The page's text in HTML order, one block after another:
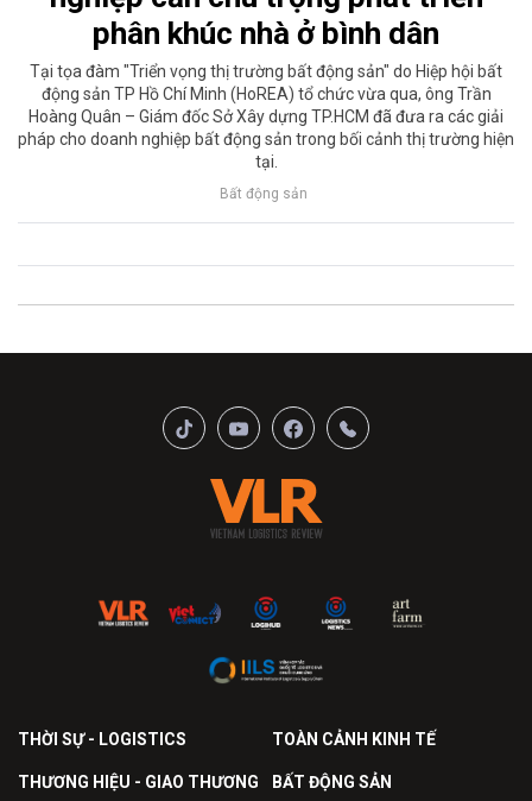
phân khúc nhà ở bình dân
Tại tọa đàm "Triển vọng thị trường bất động sản" do Hiệp hội bất
động sản TP Hồ Chí Minh (HoREA) tổ chức vừa qua, ông Trần
Hoàng Quân – Giám đốc Sở Xây dựng TP.HCM đã đưa ra các giải
pháp cho doanh nghiệp bất động sản trong bối cảnh thị trường hiện
tại.
Bất động sản
THỜI SỰ - LOGISTICS TOÀN CẢNH KINH TẾ
THƯƠNG HIỆU - GIAO THƯƠNG BẤT ĐỘNG SẢN